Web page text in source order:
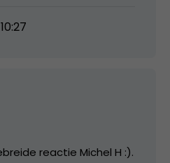
reactie Michel H :).